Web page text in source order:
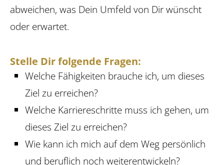
abweichen, was Dein Umfeld von Dir wünscht
oder erwartet.
Stelle Dir folgende Fragen:
Welche Fähigkeiten brauche ich, um dieses
Ziel zu erreichen?
Welche Karriereschritte muss ich gehen, um
dieses Ziel zu erreichen?
Wie kann ich mich auf dem Weg persönlich
und beruflich noch weiter­entwickeln?